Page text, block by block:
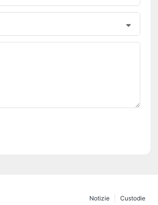
Custodie
Notizie